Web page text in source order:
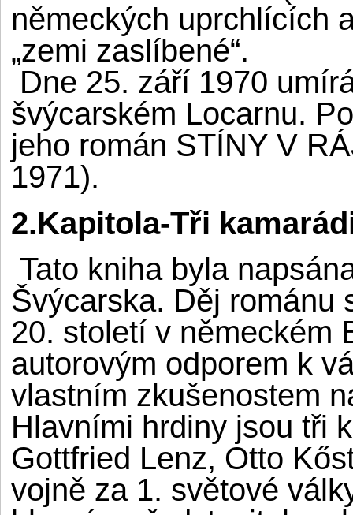
německých uprchlících
„zemi zaslíbené“.
Dne 25. září 1970
švýcarském Locarnu.
jeho román STÍNY V
1971).
2.Kapitola-Tři
Tato kniha byla
Švýcarska. Děj románu
20. století v německém
autorovým odporem k
vlastním zkušenostem
Hlavními hrdiny jsou tři
Gottfried Lenz, Otto
vojně za 1. světové